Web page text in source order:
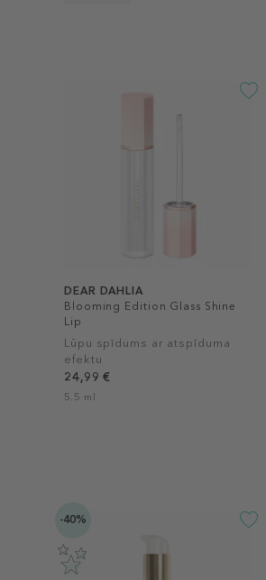
DEAR DAHLIA
Blooming Edition Glass Shine
Lip
Lūpu spīdums ar atspīduma
efektu
24,99 €
5.5 ml
-40%